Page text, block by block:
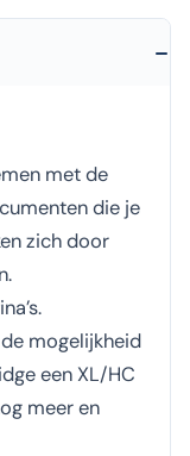
met de
die je
zich door
mogelijkheid
een XL/HC
meer en